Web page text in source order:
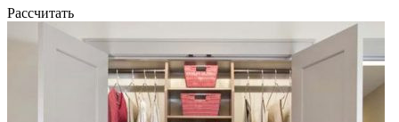
Рассчитать